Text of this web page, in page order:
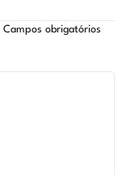
Campos obrigatórios